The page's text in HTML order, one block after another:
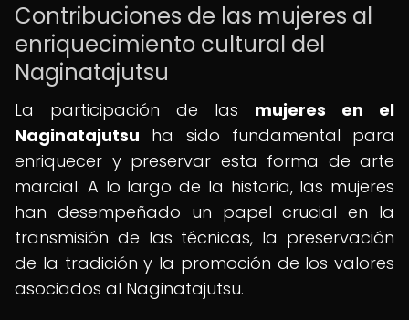
Contribuciones de las mujeres al
enriquecimiento cultural del
Naginatajutsu
La participación de las mujeres en el
Naginatajutsu ha sido fundamental para
enriquecer y preservar esta forma de arte
marcial. A lo largo de la historia, las mujeres
han desempeñado un papel crucial en la
transmisión de las técnicas, la preservación
de la tradición y la promoción de los valores
asociados al Naginatajutsu.